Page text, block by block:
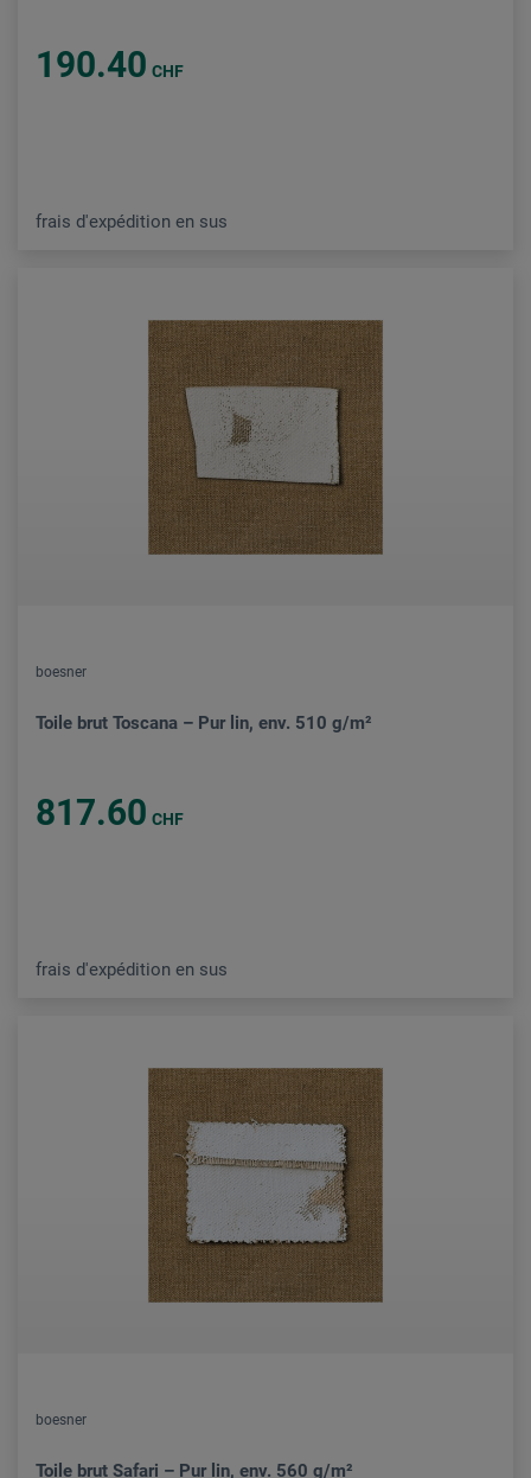
190.40 CHF
frais d'expédition en sus
boesner
Toile brut Toscana – Pur lin, env. 510 g/m²
817.60 CHF
frais d'expédition en sus
boesner
Toile brut Safari – Pur lin, env. 560 g/m²